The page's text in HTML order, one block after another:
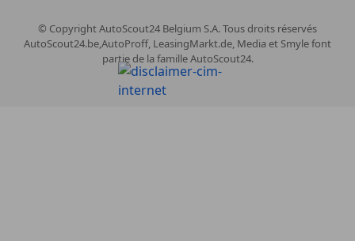
© CopyrightAutoScout24 Belgium S.A. Tous droits réservés
AutoScout24.be,AutoProff, LeasingMarkt.de, Media et Smyle font
partie de la famille AutoScout24.